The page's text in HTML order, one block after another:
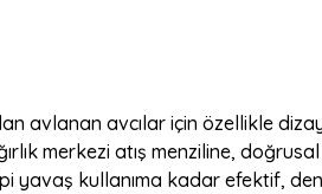
avlanan avcılar için özellikle
merkezi atış menziline,
kullanıma kadar efektif,